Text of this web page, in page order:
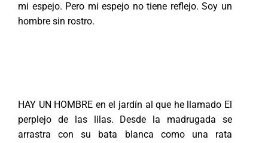
mi espejo. Pero mi espejo no tiene reflejo. Soy un
hombre sin rostro.
HAY UN HOMBRE en el jardín al que he llamado El
perplejo de las lilas. Desde la madrugada se
arrastra con su bata blanca como una rata